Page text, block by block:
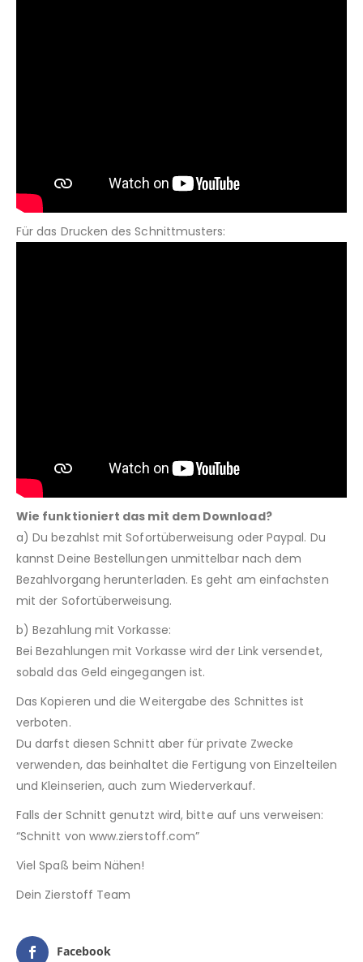
Für das Drucken des Schnittmusters:
Wie funktioniert das mit dem Download?
a) Du bezahlst mit Sofortüberweisung oder Paypal. Du
kannst Deine Bestellungen unmittelbar nach dem
Bezahlvorgang herunterladen. Es geht am einfachsten
mit der Sofortüberweisung.
b) Bezahlung mit Vorkasse:
Bei Bezahlungen mit Vorkasse wird der Link versendet,
sobald das Geld eingegangen ist.
Das Kopieren und die Weitergabe des Schnittes ist
verboten.
Du darfst diesen Schnitt aber für private Zwecke
verwenden, das beinhaltet die Fertigung von Einzelteilen
und Kleinserien, auch zum Wiederverkauf.
Falls der Schnitt genutzt wird, bitte auf uns verweisen:
“Schnitt von www.zierstoff.com”
Viel Spaß beim Nähen!
Dein Zierstoff Team
Facebook